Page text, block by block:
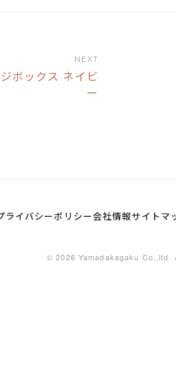
NEXT
ボックス ネイビ
ー
ライバシーポリシー会社情報サイトマ
© 2026 Yamadakagaku Co.,ltd.